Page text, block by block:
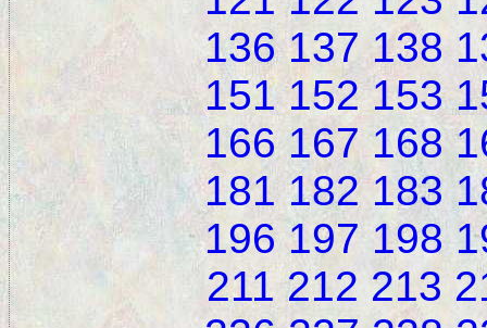
136 137 138
151 152 153
166 167 168
181 182 183
196 197 198
211 212 213